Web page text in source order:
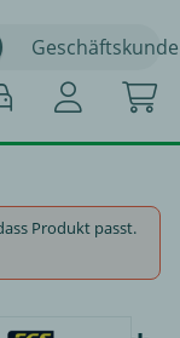
Geschäftskunde
Produkt passt.